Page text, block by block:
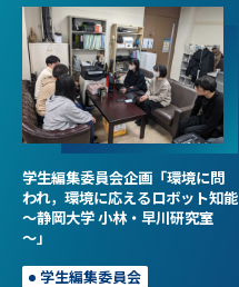
学生編集委員会企画「環境に問
われ，環境に応えるロボット知能
～静岡大学 小林・早川研究室
～」
学生編集委員会